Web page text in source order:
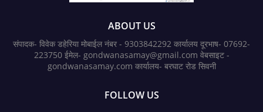
ABOUT US
संपादक- विवेक डहेरिया मोबाईल नंबर - 9303842292 कार्यालय दूरभाष- 07692-
223750 ईमेल- gondwanasamay@gmail.com वेबसाइट -
gondwanasamay.com कार्यालय- बरघाट रोड सिवनी
FOLLOW US